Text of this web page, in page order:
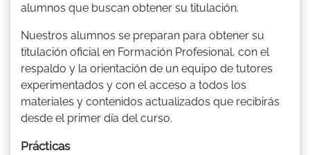
alumnos que buscan obtener su titulación.
Nuestros alumnos se preparan para obtener su
titulación oficial en Formación Profesional, con el
respaldo y la orientación de un equipo de tutores
experimentados y con el acceso a todos los
materiales y contenidos actualizados que recibirás
desde el primer día del curso.
Prácticas